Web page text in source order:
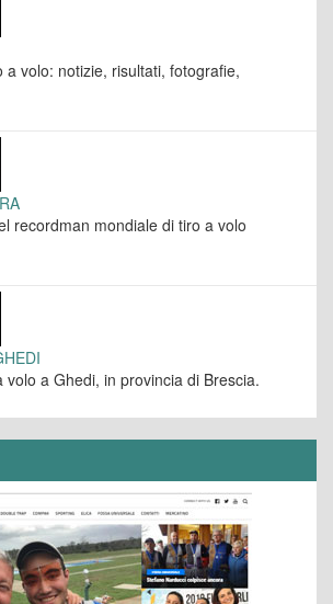
a volo: notizie, risultati, fotografie,
recordman mondiale di tiro a volo
volo a Ghedi, in provincia di Brescia.